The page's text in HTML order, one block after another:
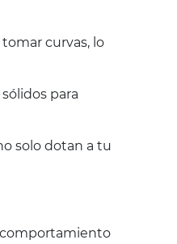
curvas, lo
para
solo dotan a tu
comportamiento